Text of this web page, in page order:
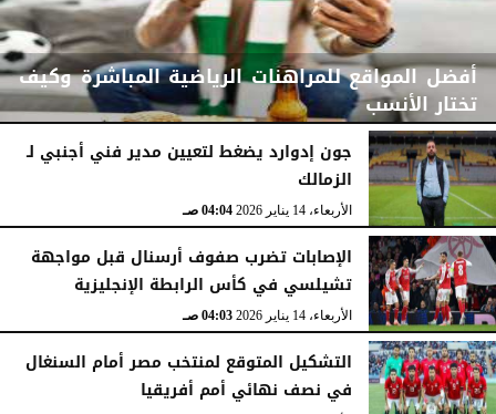
أفضل المواقع للمراهنات الرياضية المباشرة وكيف
تختار الأنسب
الثلاثاء، 31 مارس 2026 04:47 صـ
جون إدوارد يضغط لتعيين مدير فني أجنبي لـ
الزمالك
الأربعاء، 14 يناير 2026 04:04 صـ
الإصابات تضرب صفوف أرسنال قبل مواجهة
تشيلسي في كأس الرابطة الإنجليزية
الأربعاء، 14 يناير 2026 04:03 صـ
التشكيل المتوقع لمنتخب مصر أمام السنغال
في نصف نهائي أمم أفريقيا